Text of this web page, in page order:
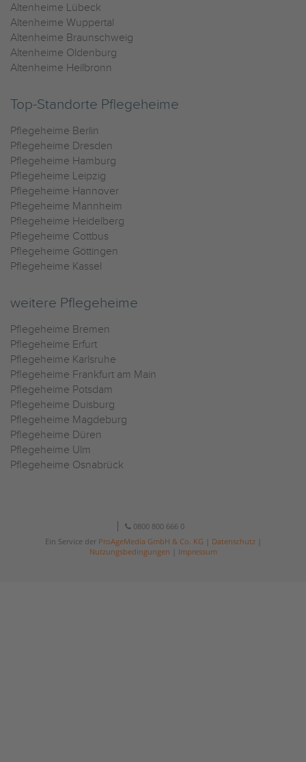
Altenheime Lübeck
Altenheime Wuppertal
Altenheime Braunschweig
Altenheime Oldenburg
Altenheime Heilbronn
Top-Standorte Pflegeheime
Pflegeheime Berlin
Pflegeheime Dresden
Pflegeheime Hamburg
Pflegeheime Leipzig
Pflegeheime Hannover
Pflegeheime Mannheim
Pflegeheime Heidelberg
Pflegeheime Cottbus
Pflegeheime Göttingen
Pflegeheime Kassel
weitere Pflegeheime
Pflegeheime Bremen
Pflegeheime Erfurt
Pflegeheime Karlsruhe
Pflegeheime Frankfurt am Main
Pflegeheime Potsdam
Pflegeheime Duisburg
Pflegeheime Magdeburg
Pflegeheime Düren
Pflegeheime Ulm
Pflegeheime Osnabrück
0800 800 666 0
Ein Service der ProAgeMedia GmbH & Co. KG Datenschutz|
Nutzungsbedingungen
Impressum